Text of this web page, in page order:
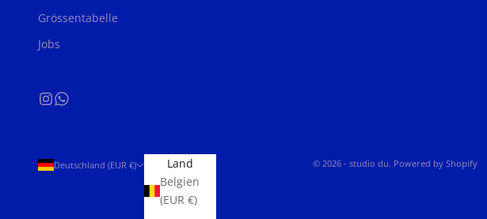
Grössentabelle
Jobs
Deutschland (EUR €)
Land
Belgien
(EUR €)
© 2026 - studio du. Powered by Shopify